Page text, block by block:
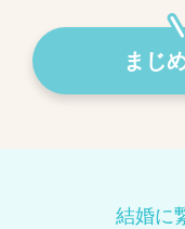
まじ
結婚に